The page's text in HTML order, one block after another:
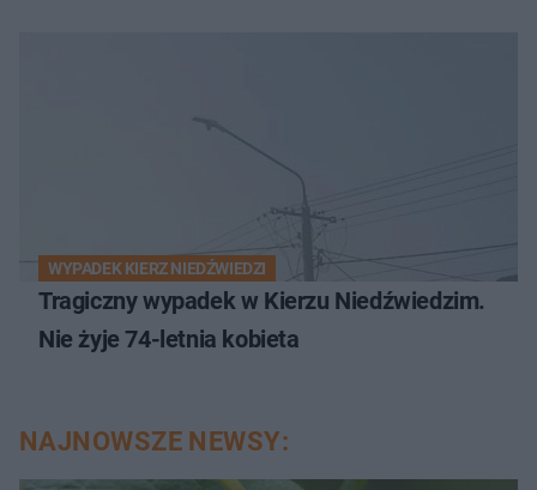
WYPADEK KIERZ NIEDŹWIEDZI
Tragiczny wypadek w Kierzu Niedźwiedzim.
Nie żyje 74-letnia kobieta
NAJNOWSZE NEWSY: